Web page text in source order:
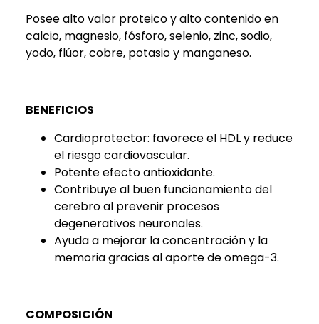
Posee alto valor proteico y alto contenido en
calcio, magnesio, fósforo, selenio, zinc, sodio,
yodo, flúor, cobre, potasio y manganeso.
BENEFICIOS
Cardioprotector: favorece el HDL y reduce
el riesgo cardiovascular.
Potente efecto antioxidante.
Contribuye al buen funcionamiento del
cerebro al prevenir procesos
degenerativos neuronales.
Ayuda a mejorar la concentración y la
memoria gracias al aporte de omega-3.
COMPOSICIÓN